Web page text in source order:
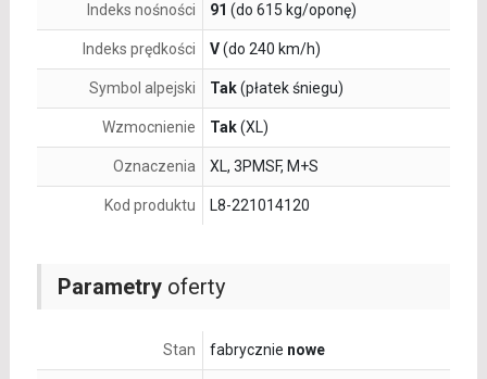
Parametryoferty
Stan fabrycznie nowe
Indeks nośności 91 (do 615 kg/oponę)
Indeks prędkości V(do 240 km/h)
Symbol alpejski Tak(płatek śniegu)
Wzmocnienie Tak(XL)
Oznaczenia XL, 3PMSF, M+S
Kod produktu L8-221014120